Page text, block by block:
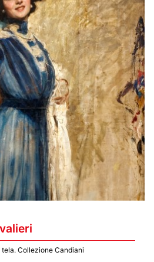
Collezione Candiani